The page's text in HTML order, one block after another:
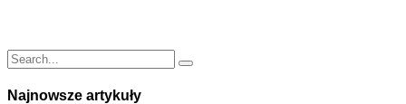
Najnowsze artykuły